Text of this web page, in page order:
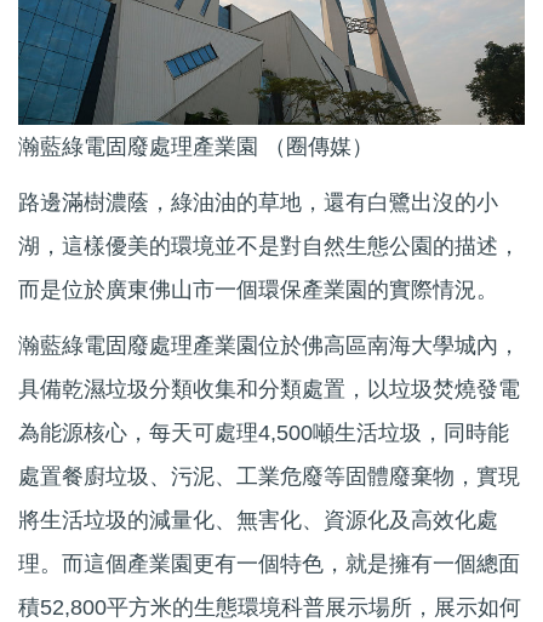
瀚藍綠電固廢處理產業園 （圈傳媒）
路邊滿樹濃蔭，綠油油的草地，還有白鷺出沒的小
湖，這樣優美的環境並不是對自然生態公園的描述，
而是位於廣東佛山市一個環保產業園的實際情況。
瀚藍綠電固廢處理產業園位於佛高區南海大學城內，
具備乾濕垃圾分類收集和分類處置，以垃圾焚燒發電
為能源核心，每天可處理4,500噸生活垃圾，同時能
處置餐廚垃圾、污泥、工業危廢等固體廢棄物，實現
將生活垃圾的減量化、無害化、資源化及高效化處
理。而這個產業園更有一個特色，就是擁有一個總面
積52,800平方米的生態環境科普展示場所，展示如何